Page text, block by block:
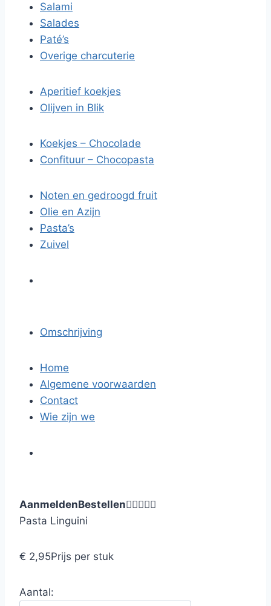
Salami
Salades
Paté’s
Overige charcuterie
Aperitief koekjes
Olijven in Blik
Koekjes – Chocolade
Confituur – Chocopasta
Noten en gedroogd fruit
Olie en Azijn
Pasta’s
Zuivel
Omschrijving
Home
Algemene voorwaarden
Contact
Wie zijn we
AanmeldenBestellen
Pasta Linguini
€ 2,95Prijs per stuk
Aantal: